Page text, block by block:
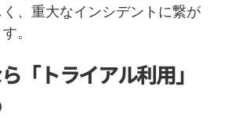
、重大なインシデントに繋が
。
「トライアル利用」